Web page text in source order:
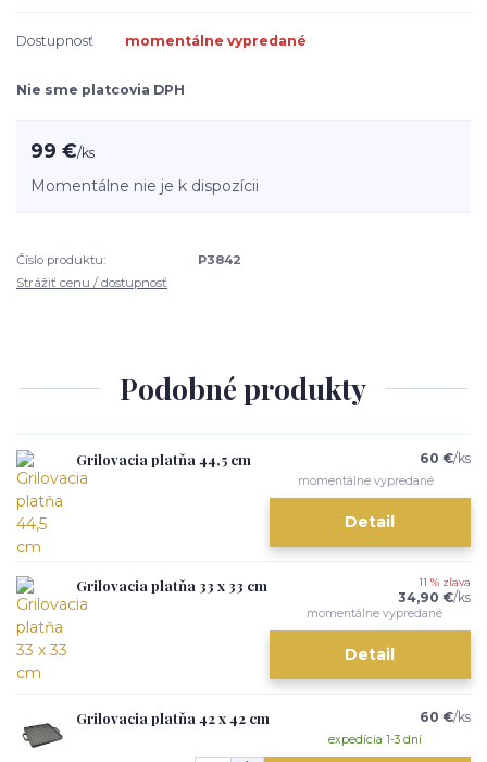
Dostupnosť momentálne vypredané
Nie sme platcovia DPH
99 €/ks
Momentálne nie je k dispozícii
Číslo produktu:
P3842
Strážiť cenu / dostupnosť
Podobné produkty
Grilovacia platňa 44,5 cm 60 €/ks
momentálne vypredané
Detail
Grilovacia platňa 33 x 33 cm 11 % zľava
34,90 €/ks
momentálne vypredané
Detail
Grilovacia platňa 42 x 42 cm 60 €/ks
expedícia 1-3 dní